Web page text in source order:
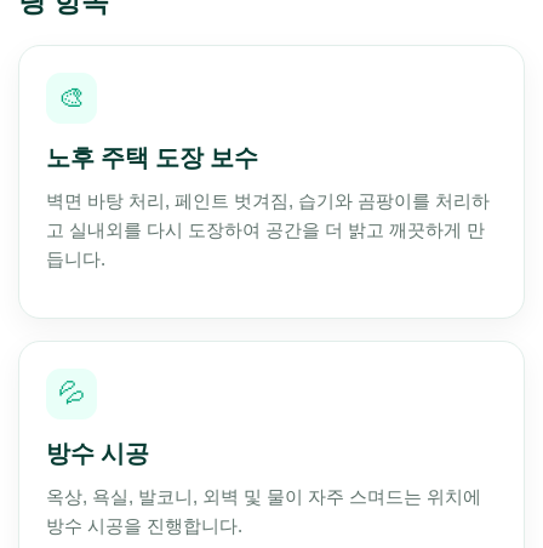
🎨
노후 주택 도장 보수
벽면 바탕 처리, 페인트 벗겨짐, 습기와 곰팡이를 처리하
고 실내외를 다시 도장하여 공간을 더 밝고 깨끗하게 만
듭니다.
💦
방수 시공
옥상, 욕실, 발코니, 외벽 및 물이 자주 스며드는 위치에
방수 시공을 진행합니다.